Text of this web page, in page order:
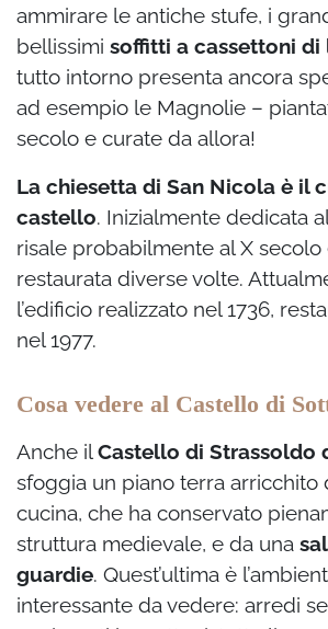
ammirare le antiche stufe, i
bellissimi soffitti a cassettoni di
tutto intorno presenta ancora
ad esempio le Magnolie –
secolo e curate da allora!
La chiesetta di San Nicola è il
castello. Inizialmente dedicata
risale probabilmente al X
restaurata diverse volte.
l’edificio realizzato nel 1736,
nel 1977.
Cosa vedere al Castello di
Anche ilCastello di Strassoldo
sfoggia un piano terra arricchito
cucina, che ha conservato
struttura medievale, e da una
guardie. Quest’ultima è
interessante da vedere: arredi